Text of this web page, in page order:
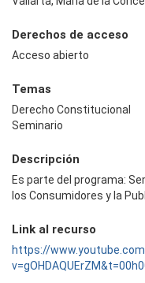
Derechos de acceso
Acceso abierto
Temas
Derecho Constitucional
Seminario
Descripción
Es parte del programa:
los Consumidores y la
Link al recurso
https://